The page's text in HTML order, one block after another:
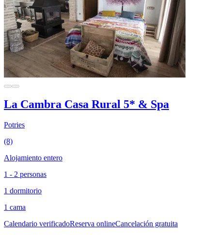
La Cambra Casa Rural 5* & Spa
Potries
(8)
Alojamiento entero
1 - 2 personas
1 dormitorio
1 cama
Calendario verificadoReserva onlineCancelación gratuita